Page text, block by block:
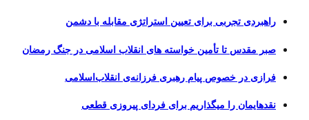
راهبردی تجربی برای تعیین استراتژی مقابله با دشمن
صبر مقدس تا تأمین خواسته های انقلاب اسلامی در جنگ رمضان
فرازی در خصوص پیام رهبری فرزانه‌ی انقلاب‌اسلامی
نقدهایمان را میگذاریم برای فردای پیروزی قطعی